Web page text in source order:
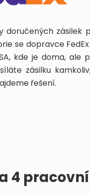
doručených zásilek
se dopravce
kde je doma, ale
zásilku
řešení.
4